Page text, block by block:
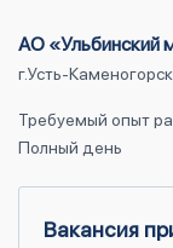
АО «Ульбинский
г.Усть-Каменогорск
Требуемый опыт
Полный день
Вакансия